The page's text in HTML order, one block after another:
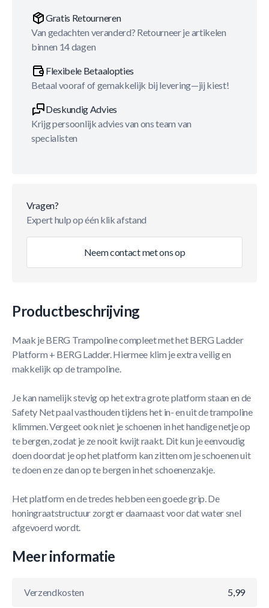
Gratis Retourneren
Van gedachten veranderd? Retourneer je artikelen
binnen 14 dagen
Flexibele Betaalopties
Betaal vooraf of gemakkelijk bij levering—jij kiest!
Deskundig Advies
Krijg persoonlijk advies van ons team van
specialisten
Vragen?
Expert hulp op één klik afstand
Neem contact met ons op
Productbeschrijving
Maak je BERG Trampoline compleet met het BERG Ladder
Platform + BERG Ladder. Hiermee klim je extra veilig en
makkelijk op de trampoline.
Je kan namelijk stevig op het extra grote platform staan en de
Safety Net paal vasthouden tijdens het in- en uit de trampoline
klimmen. Vergeet ook niet je schoenen in het handige netje op
te bergen, zodat je ze nooit kwijt raakt. Dit kun je eenvoudig
doen doordat je op het platform kan zitten om je schoenen uit
te doen en ze dan op te bergen in het schoenenzakje.
Het platform en de tredes hebben een goede grip. De
honingraatstructuur zorgt er daarnaast voor dat water snel
afgevoerd wordt.
Meer informatie
Verzendkosten 5,99